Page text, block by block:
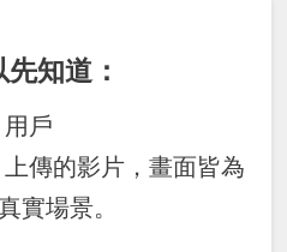
知道：
戶
上傳的影片，畫面皆為
實場景。